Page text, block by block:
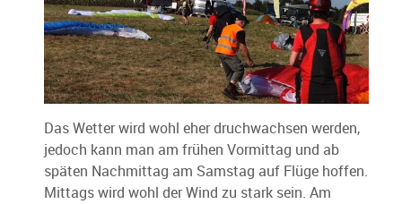
Das Wetter wird wohl eher druchwachsen werden,
jedoch kann man am frühen Vormittag und ab
späten Nachmittag am Samstag auf Flüge hoffen.
Mittags wird wohl der Wind zu stark sein. Am